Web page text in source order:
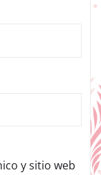
y sitio web